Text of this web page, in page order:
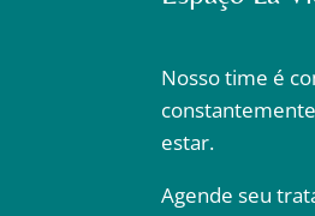
Nosso time é
estar.
Agende seu